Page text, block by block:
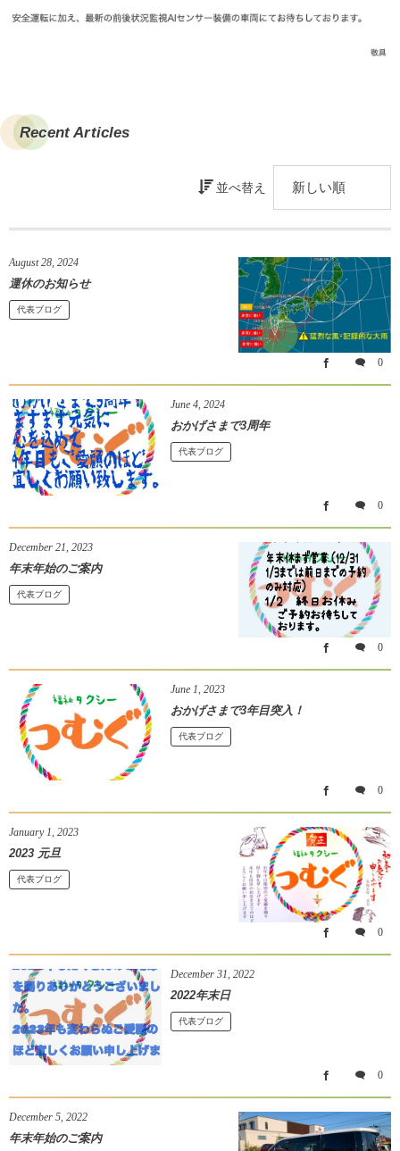
Recent Articles
並べ替え
August 28, 2024
運休のお知らせ
代表ブログ
0
June 4,2024
おかげさまで3周年
代表ブログ
0
December 21, 2023
年末年始のご案内
代表ブログ
0
June 1,2023
おかげさまで3年目突入！
代表ブログ
0
January 1, 2023
2023 元旦
代表ブログ
0
December 31,2022
2022年末日
代表ブログ
0
December 5, 2022
年末年始のご案内